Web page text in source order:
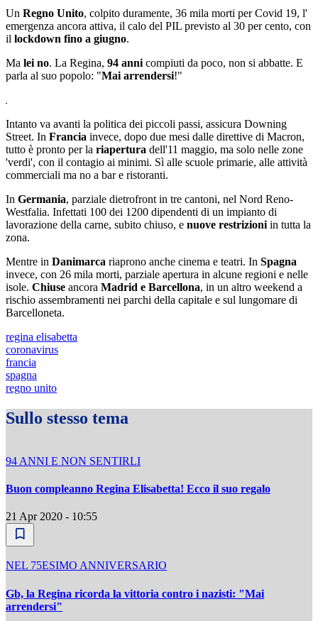
Un Regno Unito, colpito duramente, 36 mila morti per Covid 19, l'
emergenza ancora attiva, il calo del PIL previsto al 30 per cento, con
il lockdown fino a giugno.
Ma lei no. La Regina, 94 anni compiuti da poco, non si abbatte. E
parla al suo popolo: "Mai arrendersi!"
Intanto va avanti la politica dei piccoli passi, assicura Downing
Street. In Francia invece, dopo due mesi dalle direttive di Macron,
tutto è pronto per la riapertura dell'11 maggio, ma solo nelle zone
'verdi', con il contagio ai minimi. Sì alle scuole primarie, alle attività
commerciali ma no a bar e ristoranti.
In Germania, parziale dietrofront in tre cantoni, nel Nord Reno-
Westfalia. Infettati 100 dei 1200 dipendenti di un impianto di
lavorazione della carne, subito chiuso, e nuove restrizioni in tutta la
zona.
Mentre in Danimarca riaprono anche cinema e teatri. In Spagna
invece, con 26 mila morti, parziale apertura in alcune regioni e nelle
isole. Chiuse ancora Madrid e Barcellona, in un altro weekend a
rischio assembramenti nei parchi della capitale e sul lungomare di
Barcelloneta.
regina elisabetta
coronavirus
francia
spagna
regno unito
Sullo stesso tema
94 ANNI E NON SENTIRLI
Buon compleanno Regina Elisabetta! Ecco il suo regalo
21 Apr 2020 - 10:55
NEL 75ESIMO ANNIVERSARIO
Gb, la Regina ricorda la vittoria contro i nazisti: "Mai
arrendersi"